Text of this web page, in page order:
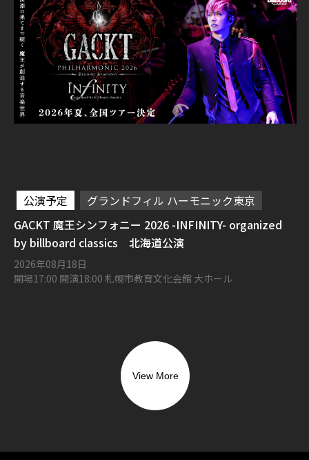
公演予定
グランドフィル ハーモニック東京
GACKT 魔王シンフォニー 2026 -INFINITY- organized
by billboard classics 北海道公演
2026年08月18日
開場17:00 開演18:00 札幌市教育文化会館 大ホール
View More